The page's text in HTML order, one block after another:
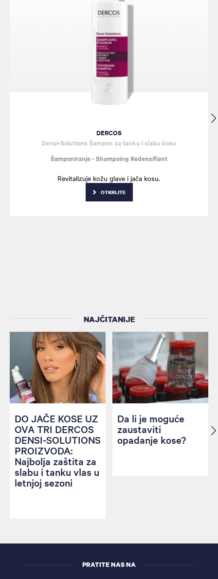
DERCOS
Densi-Solutions Šampon za tanku i slabu kosu
Šamponiranje - Shampoing Redensifiant
Revitalizuje kožu glave i jača kosu.
OTKRIJTE
NAJČITANIJE
DO JAČE KOSE UZ
OVA TRI DERCOS
DENSI-SOLUTIONS
PROIZVODA:
Najbolja zaštita za
slabu i tanku vlas u
letnjoj sezoni
Da li je moguće
zaustaviti
opadanje kose?
PRATITE NAS NA